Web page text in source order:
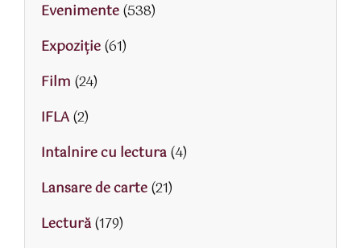
Evenimente(538)
Expoziție(61)
Film (24)
IFLA(2)
Intalnire cu lectura(4)
Lansare de carte(21)
Lectură(179)